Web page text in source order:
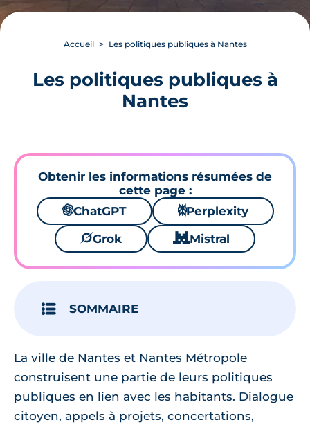
Accueil Les politiques publiques à Nantes
Les politiques publiques à
Nantes
Obtenir les informations résumées de
cette page :
🌌ChatGPT ⚙Perplexity
🪐Grok 🐱 Mistral
SOMMAIRE
La ville de Nantes et Nantes Métropole
construisent une partie de leurs politiques
publiques en lien avec les habitants. Dialogue
citoyen, appels à projets, concertations,